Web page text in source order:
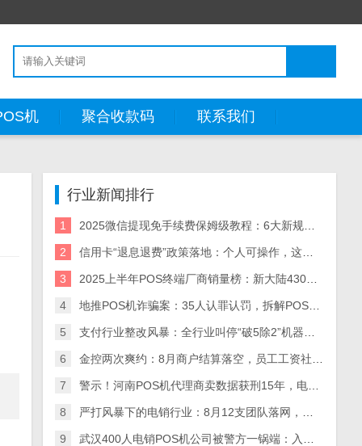
机 聚合收款码 联系我们
行业新闻排行
1 2025微信提现免手续费保姆级教程：6大新规方法+省钱策略（附风险预警）
2 信用卡“退息退费”政策落地：个人可操作，这些银行支持退！
3 2025上半年POS终端厂商销量榜：新大陆430万台领跑，5大厂商业绩分化解析
4 地推POS机诈骗案：35人认罪认罚，拆解POS机黑灰产业链与自保指南
5 支付行业整改风暴：全行业叫停“破5除2”机器，关停/涨价潮来袭
6 金控两次爽约：8月商户结算落空，员工工资社保断供，资金困局何解？
7 警示！河南POS机代理商卖数据获刑15年，电销产业链全链条被查，多地数百人涉案
8 严打风暴下的电销行业：8月12支团队落网，多地整治+量刑升级倒逼从业者转型
9 武汉400人电销POS机公司被警方一锅端：入职新人亲历实录，离职员工曝内幕